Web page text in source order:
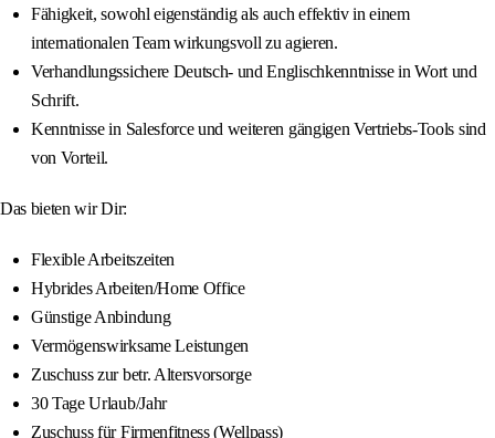
Fähigkeit, sowohl eigenständig als auch effektiv in einem
internationalen Team wirkungsvoll zu agieren.
Verhandlungssichere Deutsch- und Englischkenntnisse in Wort und
Schrift.
Kenntnisse in Salesforce und weiteren gängigen Vertriebs-Tools sind
von Vorteil.
Das bieten wir Dir:
Flexible Arbeitszeiten
Hybrides Arbeiten/Home Office
Günstige Anbindung
Vermögenswirksame Leistungen
Zuschuss zur betr. Altersvorsorge
30 Tage Urlaub/Jahr
Zuschuss für Firmenfitness (Wellpass)